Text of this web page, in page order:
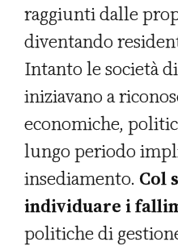
raggiunti dalle
diventando
Intanto le società
iniziavano a
economiche,
lungo periodo
insediamento. Col
individuare i
politiche di